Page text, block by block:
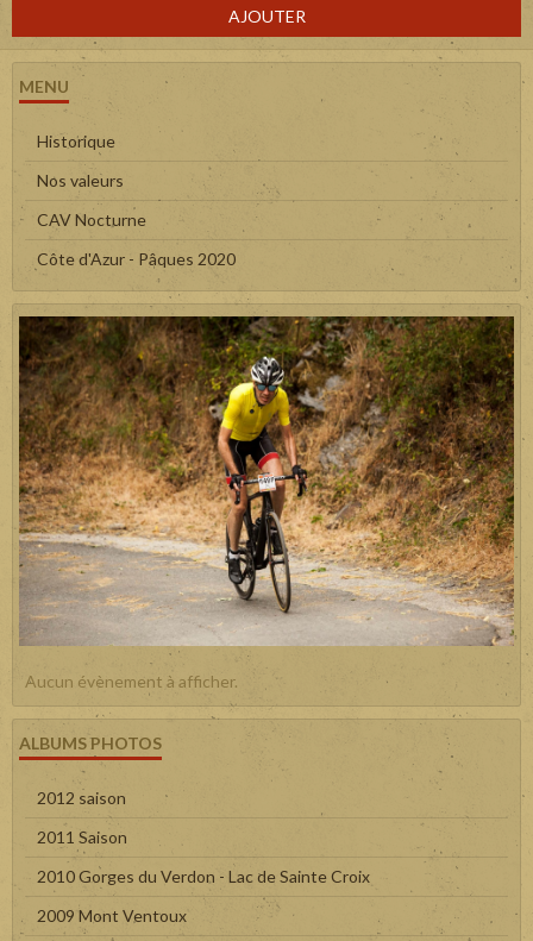
AJOUTER
MENU
Historique
Nos valeurs
CAV Nocturne
Côte d'Azur - Pâques 2020
Aucun évènement à afficher.
ALBUMS PHOTOS
2012 saison
2011 Saison
2010 Gorges du Verdon - Lac de Sainte Croix
2009 Mont Ventoux